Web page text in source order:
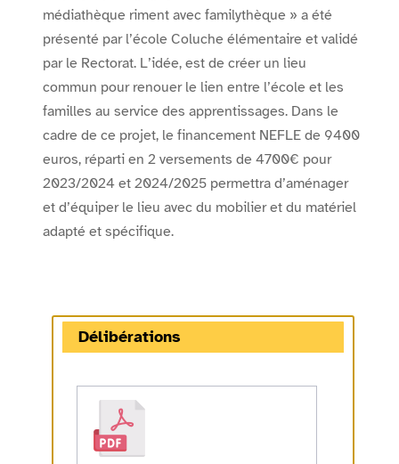
médiathèque riment avec familythèque » a été
présenté par l’école Coluche élémentaire et validé
par le Rectorat. L’idée, est de créer un lieu
commun pour renouer le lien entre l’école et les
familles au service des apprentissages. Dans le
cadre de ce projet, le financement NEFLE de 9400
euros, réparti en 2 versements de 4700€ pour
2023/2024 et 2024/2025 permettra d’aménager
et d’équiper le lieu avec du mobilier et du matériel
adapté et spécifique.
Délibérations